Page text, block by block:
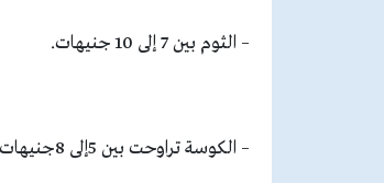
– الثوم بين 7 إلى 10 جنيهات.
– الكوسة تراوحت بين 5إلى 8جنيهات.